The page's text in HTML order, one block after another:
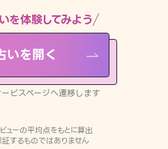
すを体験してみよう
いを開く
ビスページへ遷移します
ーの平均点をもとに算出
するものではありません